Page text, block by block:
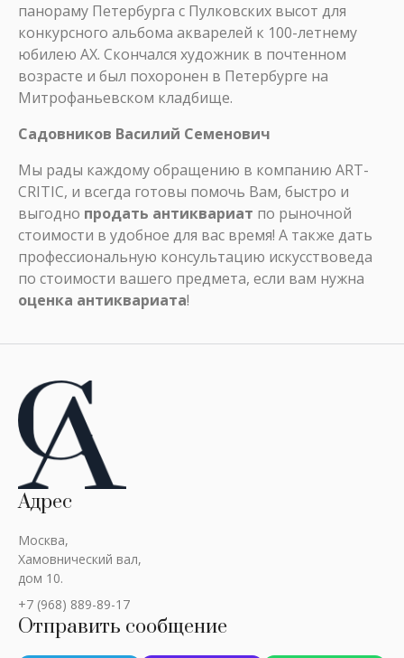
панораму Петербурга с Пулковских высот для
конкурсного альбома акварелей к 100-летнему
юбилею АХ. Скончался художник в почтенном
возрасте и был похоронен в Петербурге на
Митрофаньевском кладбище.
Садовников Василий Семенович
Мы рады каждому обращению в компанию ART-
CRITIC, и всегда готовы помочь Вам, быстро и
выгодно продать антиквариат по рыночной
стоимости в удобное для вас время! А также дать
профессиональную консультацию искусствоведа
по стоимости вашего предмета, если вам нужна
оценка антиквариата!
Адрес
Москва,
Хамовнический вал,
дом 10.
+7 (968) 889-89-17
Отправить сообщение